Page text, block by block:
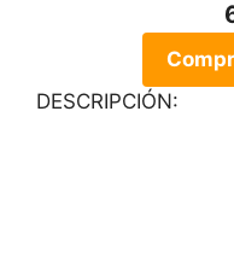
DESCRIPCIÓN: